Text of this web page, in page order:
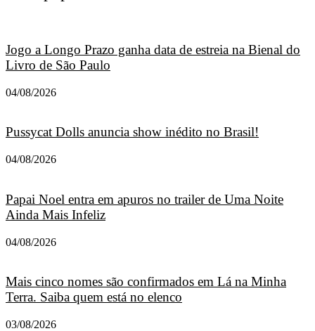
Jogo a Longo Prazo ganha data de estreia na Bienal do
Livro de São Paulo
04/08/2026
Pussycat Dolls anuncia show inédito no Brasil!
04/08/2026
Papai Noel entra em apuros no trailer de Uma Noite
Ainda Mais Infeliz
04/08/2026
Mais cinco nomes são confirmados em Lá na Minha
Terra. Saiba quem está no elenco
03/08/2026